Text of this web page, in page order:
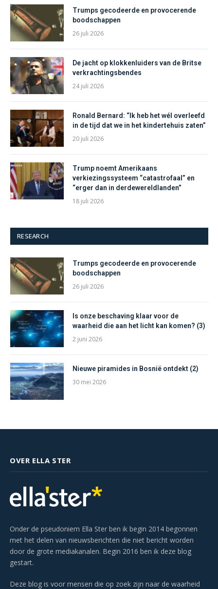
Trumps gecodeerde en provocerende
boodschappen
26 juli 2026
De jacht op klokkenluiders van de Britse
verkrachtingsbendes
24 juli 2026
Ronald Bernard: “Ik heb het wél overleefd
in de tijd dat we in het kindertehuis zaten”
20 juli 2026
Trump noemt Amerikaans
verkiezingssysteem “catastrofaal” en
“erger dan in derdewereldlanden”
18 juli 2026
RESEARCH
Trumps gecodeerde en provocerende
boodschappen
26 juli 2026
Is onze beschaving klaar voor de
waarheid die aan het licht kan komen? (3)
2 juni 2026
Nieuwe piramides in Bosnië ontdekt (2)
30 mei 2026
OVER ELLA STER
Onder de pseudoniem Ella Ster ben ik begin 2014 begonnen
met het delen van nieuwsberichten die niet bericht worden
door de grote mediakanalen. Begin 2016 ben ik deze blog
gestart.
Deze blog is voor mensen die op zoek zijn naar de waarheid